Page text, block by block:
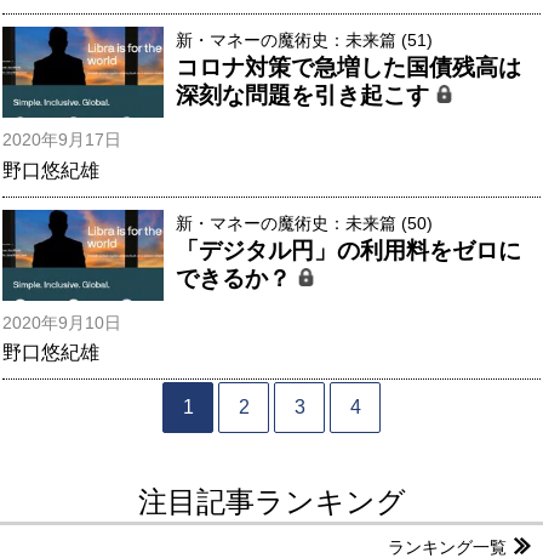
新・マネーの魔術史：未来篇 (51)
コロナ対策で急増した国債残高は
深刻な問題を引き起こす
2020年9月17日
野口悠紀雄
新・マネーの魔術史：未来篇 (50)
「デジタル円」の利用料をゼロに
できるか？
2020年9月10日
野口悠紀雄
1 2 3 4
注目記事ランキング
ランキング一覧